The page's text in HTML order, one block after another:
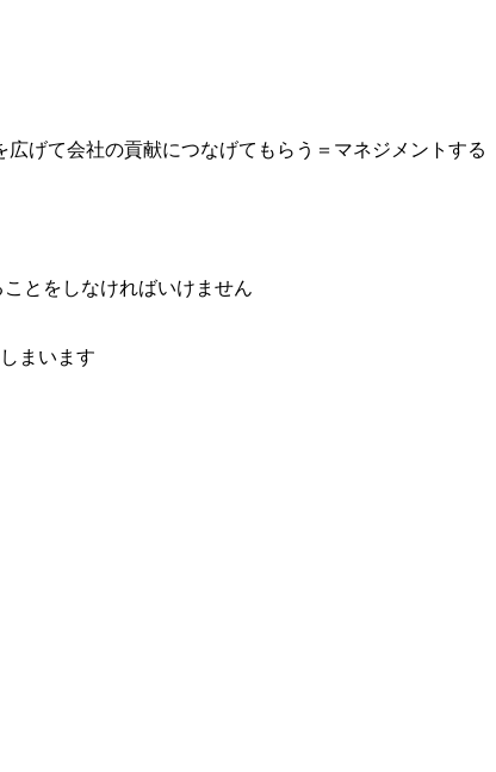
げて会社の貢献につなげてもらう＝マネジメントする
とをしなければいけません
まいます